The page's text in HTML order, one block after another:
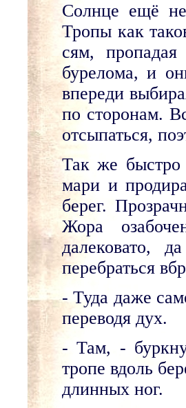
Солнце ещё
Тропы как
сям,
бурелома, и
впереди
по сторонам.
отсыпаться,
Так же быстро
мари и
берег.
Жора
далековато,
перебраться
- Туда даже
переводя дух.
- Там, -
тропе вдоль
длинных ног.